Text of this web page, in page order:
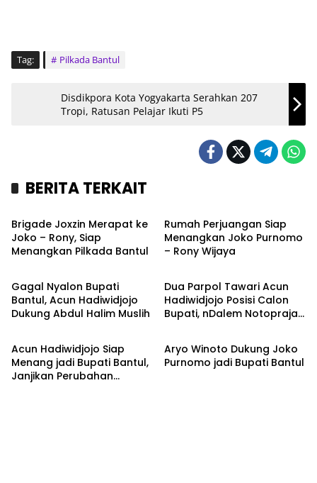
Tag: Pilkada Bantul
Disdikpora Kota Yogyakarta Serahkan 207
Tropi, Ratusan Pelajar Ikuti P5
BERITA TERKAIT
Kronika
Brigade Joxzin Merapat ke
Joko – Rony, Siap
Menangkan Pilkada Bantul
Rumah Perjuangan Siap
Menangkan Joko Purnomo
– Rony Wijaya
Headline
Gagal Nyalon Bupati
Bantul, Acun Hadiwidjojo
Dukung Abdul Halim Muslih
Headline
Dua Parpol Tawari Acun
Hadiwidjojo Posisi Calon
Bupati, nDalem Notoprajan
Headline
Acun Hadiwidjojo Siap
Menang jadi Bupati Bantul,
Janjikan Perubahan
Headline
Aryo Winoto Dukung Joko
Purnomo jadi Bupati Bantul